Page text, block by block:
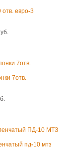
евро-3
7отв.
пд-10 мтз